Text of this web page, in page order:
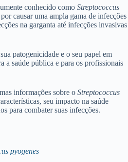
conhecido como Streptococcus
causar uma ampla gama de infecções
na garganta até infecções invasivas
patogenicidade e o seu papel em
a saúde pública e para os profissionais
informações sobre o Streptococcus
seu impacto na saúde
para combater suas infecções.
pyogenes